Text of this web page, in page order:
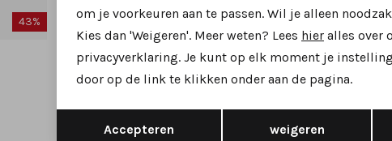
43% 43%
Fluchos
F1773 sandalen bruin
139,95
Waldlaufer
372001
109,99
Terug
om je voorkeuren aan te passen. Wil je alleen
Kies dan 'Weigeren'. Meer weten? Lees hier alles over
privacyverklaring. Je kunt op elk moment je
door op de link te klikken onder aan de pagina.
Accepteren weigeren